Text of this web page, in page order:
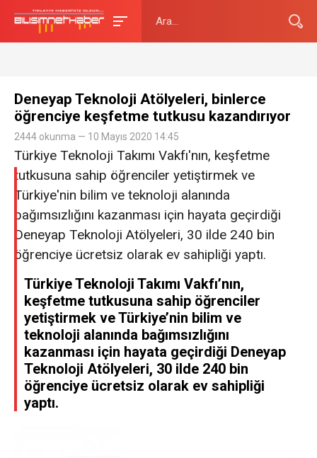
Deneyap Teknoloji Atölyeleri, binlerce
öğrenciye keşfetme tutkusu kazandırıyor
2444 okunma — 10 Mayıs 2020 14:45
Türkiye Teknoloji Takımı Vakfı'nın, keşfetme
tutkusuna sahip öğrenciler yetiştirmek ve
Türkiye'nin bilim ve teknoloji alanında
bağımsızlığını kazanması için hayata geçirdiği
Deneyap Teknoloji Atölyeleri, 30 ilde 240 bin
öğrenciye ücretsiz olarak ev sahipliği yaptı.
Türkiye Teknoloji Takımı Vakfı’nın,
keşfetme tutkusuna sahip öğrenciler
yetiştirmek ve Türkiye’nin bilim ve
teknoloji alanında bağımsızlığını
kazanması için hayata geçirdiği Deneyap
Teknoloji Atölyeleri, 30 ilde 240 bin
öğrenciye ücretsiz olarak ev sahipliği
yaptı.